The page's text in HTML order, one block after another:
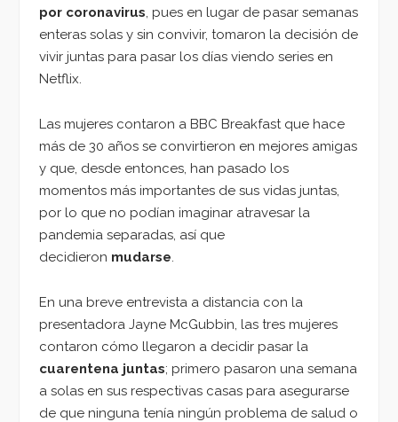
por coronavirus, pues en lugar de pasar semanas
enteras solas y sin convivir, tomaron la decisión de
vivir juntas para pasar los días viendo series en
Netflix.
Las mujeres contaron a BBC Breakfast que hace
más de 30 años se convirtieron en mejores amigas
y que, desde entonces, han pasado los
momentos más importantes de sus vidas juntas,
por lo que no podían imaginar atravesar la
pandemia separadas, así que
decidieron mudarse.
En una breve entrevista a distancia con la
presentadora Jayne McGubbin, las tres mujeres
contaron cómo llegaron a decidir pasar la
cuarentena juntas; primero pasaron una semana
a solas en sus respectivas casas para asegurarse
de que ninguna tenía ningún problema de salud o